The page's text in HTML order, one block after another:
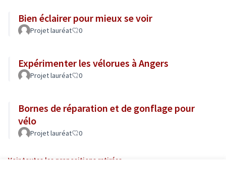
Bien éclairer pour mieux se voir
Projet lauréat 0
Expérimenter les vélorues à Angers
Projet lauréat 0
Bornes de réparation et de gonflage pour
vélo
Projet lauréat 0
Voir toutes les propositions retirées